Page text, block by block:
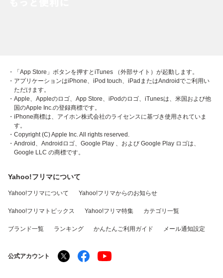
・「App Store」ボタンを押すとiTunes （外部サイト）が起動します。
・アプリケーションはiPhone、iPod touch、iPadまたはAndroidでご利用い
ただけます。
・Apple、Appleのロゴ、App Store、iPodのロゴ、iTunesは、米国および他
国のApple Inc.の登録商標です。
・iPhone商標は、アイホン株式会社のライセンスに基づき使用されていま
す。
・Copyright (C) Apple Inc. All rights reserved.
・Android、Androidロゴ、Google Play 、および Google Play ロゴは、
Google LLC の商標です。
Yahoo!フリマについて
Yahoo!フリマについて Yahoo!フリマからのお知らせ
Yahoo!フリマトピックス Yahoo!フリマ特集 カテゴリ一覧
ブランド一覧 ランキング かんたんご利用ガイド メール通知設定
公式アカウント